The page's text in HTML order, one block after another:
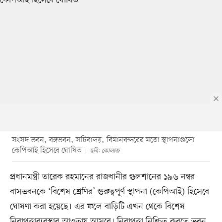
সংসদ ভবন, বঙ্গভবন, সচিবালয়, বিমানবন্দরের মতো স্থাপনাগুলো
কেপিআই হিসেবে ঘোষিত
ছবি: কোলাজ
প্রধানমন্ত্রী তারেক রহমানের রাজধানীর গুলশানের ১৯৬ নম্বর
বাসভবনকে ‘বিশেষ শ্রেণির’ গুরুত্বপূর্ণ স্থাপনা (কেপিআই) হিসেবে
ঘোষণা করা হয়েছে। এর ফলে বাড়িটি এখন থেকে বিশেষ